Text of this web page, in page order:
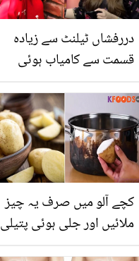
دررفشاں ٹیلنٹ سے زیادہ
قسمت سے کامیاب ہوئی
اداکارؤں کی کون سی چیز
لینا چاہتی ہیں؟
کچے آلو میں صرف یہ چیز
ملائیں اور جلی ہوئی پتیلی